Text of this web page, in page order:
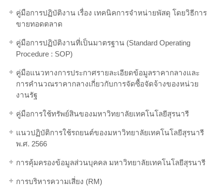
คู่มือการปฏิบัติงาน เรื่อง เทคนิคการจำหน่ายพัสดุ โดยวิธีการ
ขายทอดตลาด
คู่มือการปฏิบัติงานที่เป็นมาตรฐาน (Standard Operating
Procedure : SOP)
คู่มือแนวทางการประกาศรายละเอียดข้อมูลราคากลางและ
การคำนวณราคากลางเกี่ยวกับการจัดซื้อจัดจ้างของหน่วย
งานรัฐ
คู่มือการใช้ทรัพย์สินของมหาวิทยาลัยเทคโนโลยีสุรนารี
แนวปฏิบัติการใช้รถยนต์ของมหาวิทยาลัยเทคโนโลยีสุรนารี
พ.ศ. 2566
การคุ้มครองข้อมูลส่วนบุคคล มหาวิทยาลัยเทคโนโลยีสุรนารี
การบริหารความเสี่ยง (RM)